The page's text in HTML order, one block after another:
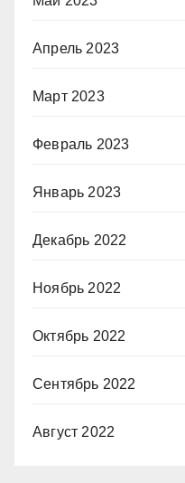
Апрель 2023
Март 2023
Февраль 2023
Январь 2023
Декабрь 2022
Ноябрь 2022
Октябрь 2022
Сентябрь 2022
Август 2022